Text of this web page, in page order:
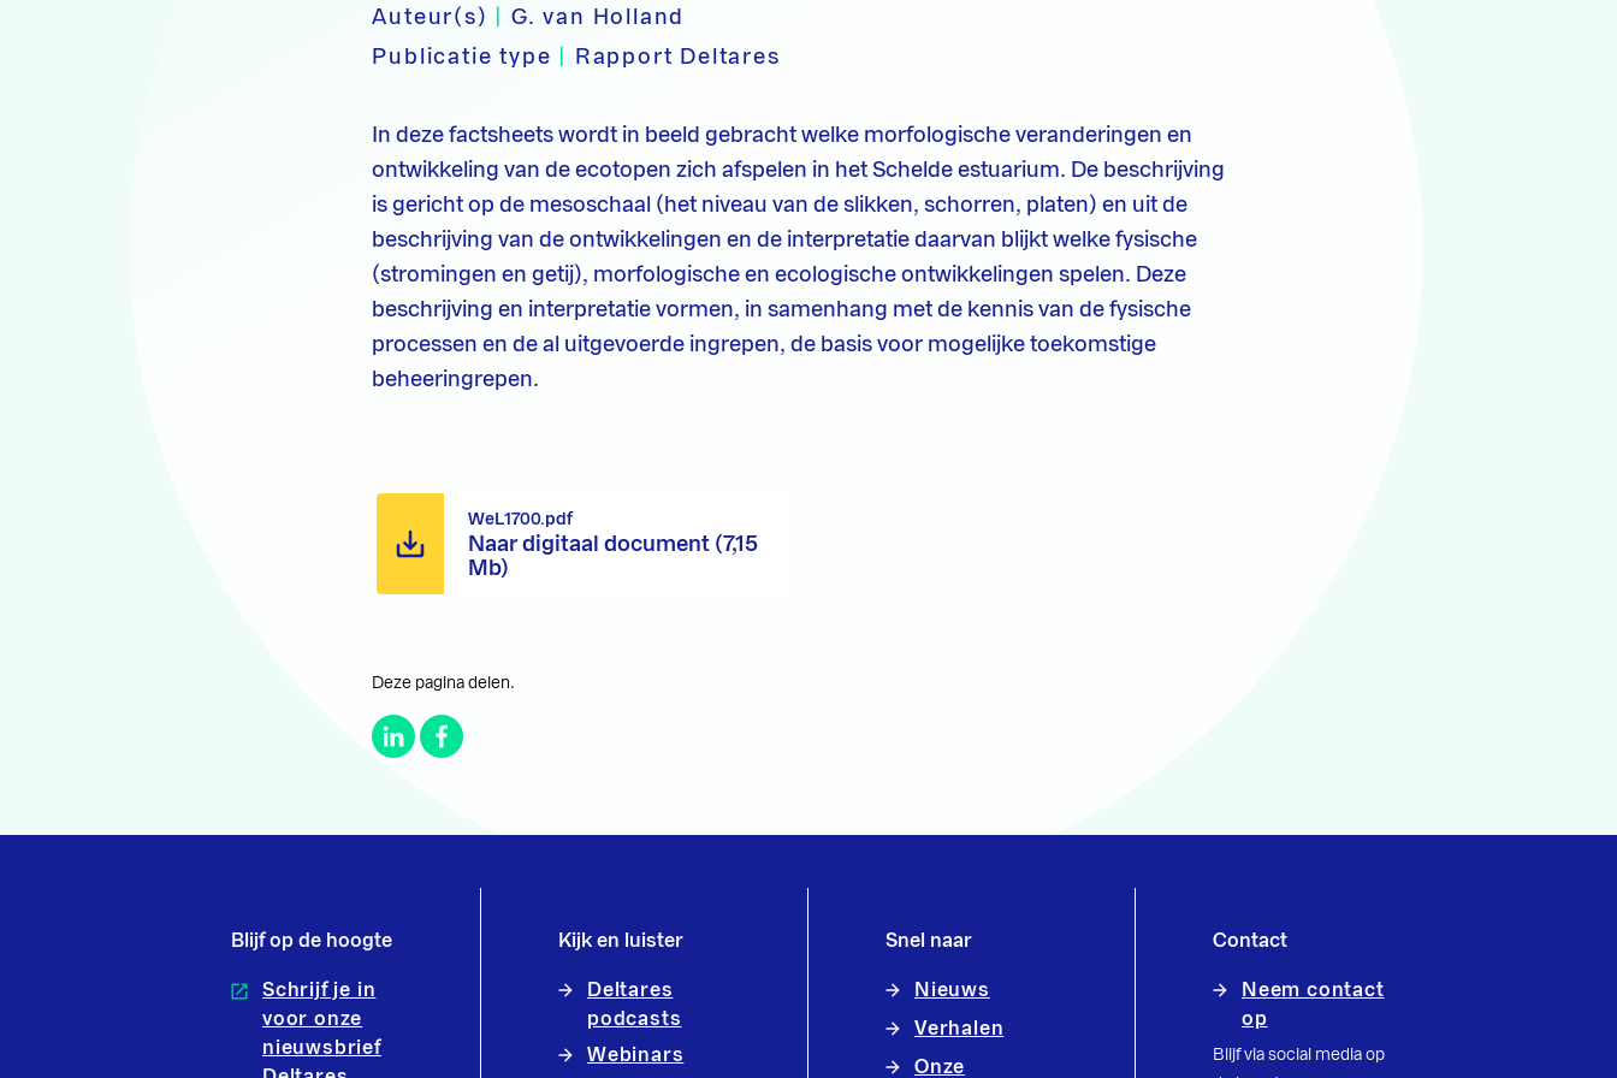
Auteur(s)
G. van Holland
Publicatie type
Rapport Deltares
In deze factsheets wordt in beeld gebracht welke morfologische veranderingen en
ontwikkeling van de ecotopen zich afspelen in het Schelde estuarium. De beschrijving
is gericht op de mesoschaal (het niveau van de slikken, schorren, platen) en uit de
beschrijving van de ontwikkelingen en de interpretatie daarvan blijkt welke fysische
(stromingen en getij), morfologische en ecologische ontwikkelingen spelen. Deze
beschrijving en interpretatie vormen, in samenhang met de kennis van de fysische
processen en de al uitgevoerde ingrepen, de basis voor mogelijke toekomstige
beheeringrepen.
Naar digitaal document (7,15
Mb)
WeL1700.pdf
Deze pagina delen.
Blijf op de hoogte
Schrijf je in
voor onze
nieuwsbrief
Kijk en luister
Deltares
podcasts
Webinars
Snel naar
Nieuws
Verhalen
Onze
Contact
Neem contact
op
Blijf via social media op